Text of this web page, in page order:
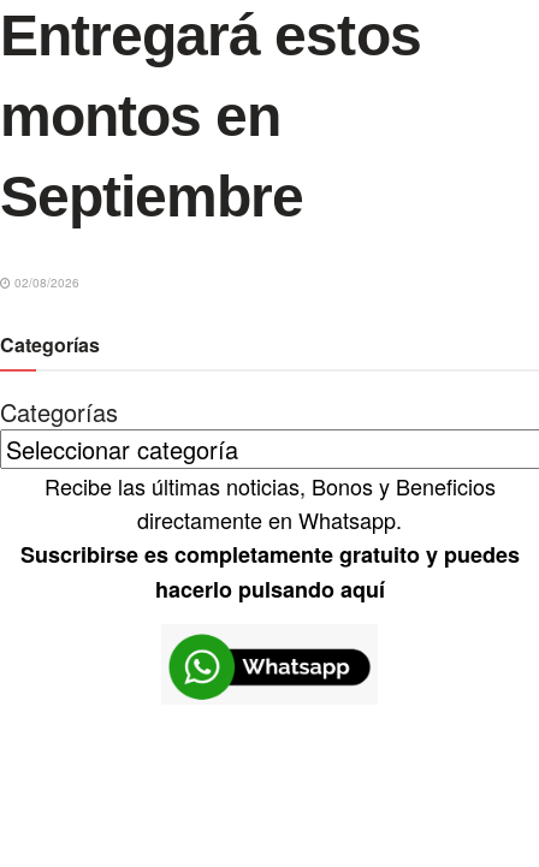
Entregará estos
montos en
Septiembre
02/08/2026
Categorías
Categorías
Recibe las últimas noticias, Bonos y Beneficios
directamente en Whatsapp.
Suscribirse es completamente gratuito y puedes
hacerlo pulsando aquí